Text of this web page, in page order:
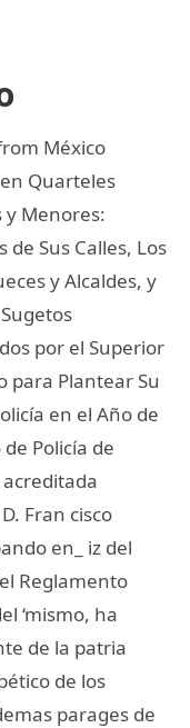
México
Quarteles
y Menores:
de Sus Calles, Los
y Alcaldes, y
por el Superior
para Plantear Su
en el Año de
Policía de
Fran cisco
en_ iz del
Reglamento
‘mismo, ha
de la patria
de los
parages de